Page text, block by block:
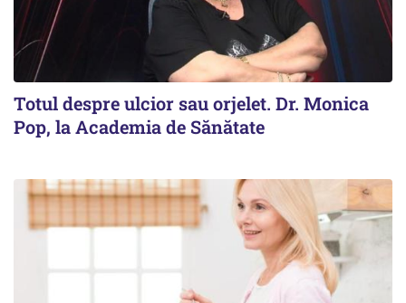
Totul despre ulcior sau orjelet. Dr. Monica
Pop, la Academia de Sănătate